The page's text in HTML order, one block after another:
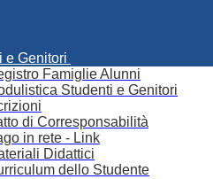
e Genitori
Famiglie Alunni
Studenti e Genitori
di Corresponsabilità
in rete - Link
Didattici
dello Studente